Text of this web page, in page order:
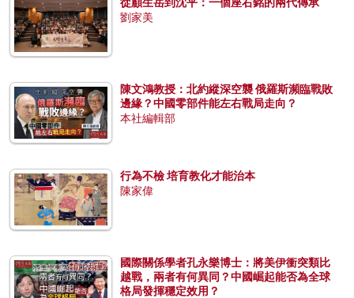
劉家美
陳文鴻教授：北約縱深空襲 俄羅斯瀕臨戰敗
邊緣？中國零部件能左右戰局走向？
本社編輯部
行為不檢 培育教化才能治本
陳家偉
國際關係學者孔永樂博士：將美伊衝突類比
越戰，兩者有何異同？中國崛起能否為全球
格局發揮穩定效用？